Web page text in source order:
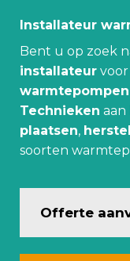
Installateur
Bent u op zoek
installateur
warmtepompen
Technieken aan
plaatsen,
soorten
Offerte